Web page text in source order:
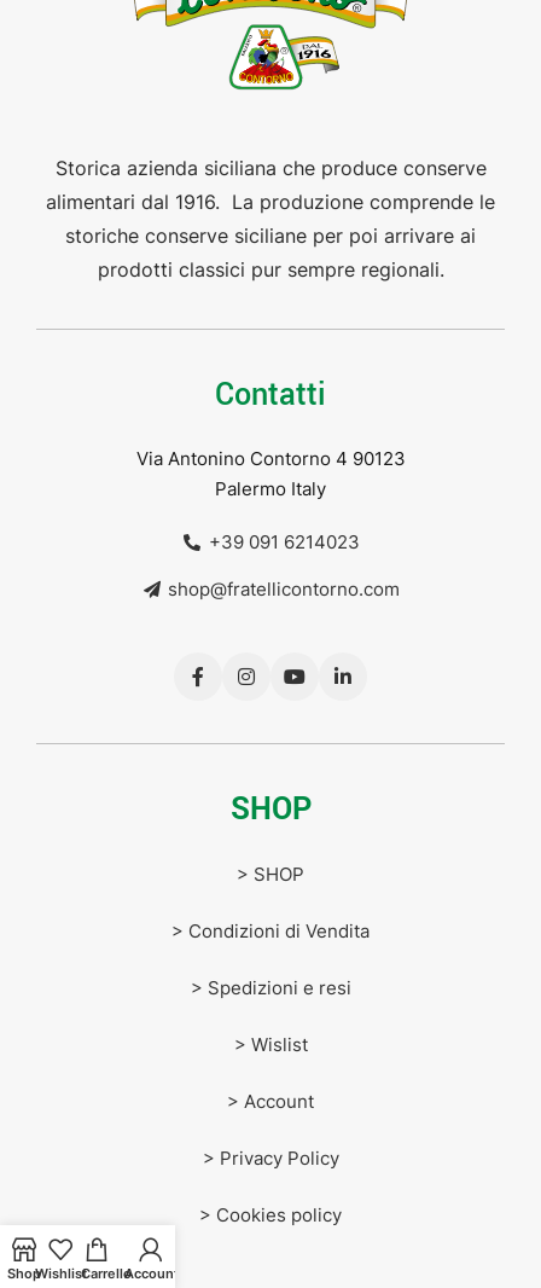
Storica azienda siciliana che produce conserve
alimentari dal 1916. La produzione comprende le
storiche conserve siciliane per poi arrivare ai
prodotti classici pur sempre regionali.
Contatti
Via Antonino Contorno 4 90123
Palermo Italy
+39 091 6214023
shop@fratellicontorno.com
SHOP
> SHOP
> Condizioni di Vendita
> Spedizioni e resi
> Wislist
> Account
> Privacy Policy
> Cookies policy
ShopWishlistCarrelloAccount